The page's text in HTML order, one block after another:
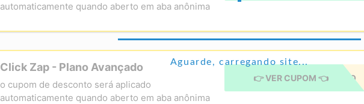
Aguarde, carregando site...
automaticamente quando aberto em aba anônima
Click Zap - Plano Avançado
o cupom de desconto será aplicado
automaticamente quando aberto em aba anônima
CUPOM APLICADO
👉 VER CUPOM 👈